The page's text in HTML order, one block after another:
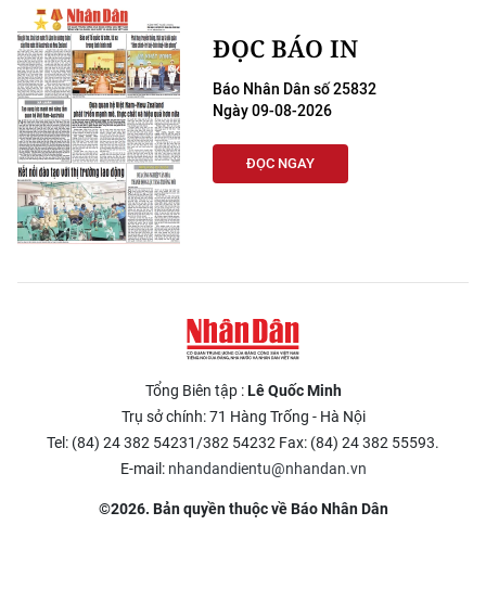
ĐỌC BÁO IN
Báo Nhân Dân số 25832
Ngày 09-08-2026
ĐỌC NGAY
Tổng Biên tập :Lê Quốc Minh
Trụ sở chính: 71 Hàng Trống - Hà Nội
Tel: (84) 24 382 54231/382 54232 Fax: (84) 24 382 55593.
E-mail: nhandandientu@nhandan.vn
©2026. Bản quyền thuộc về Báo Nhân Dân